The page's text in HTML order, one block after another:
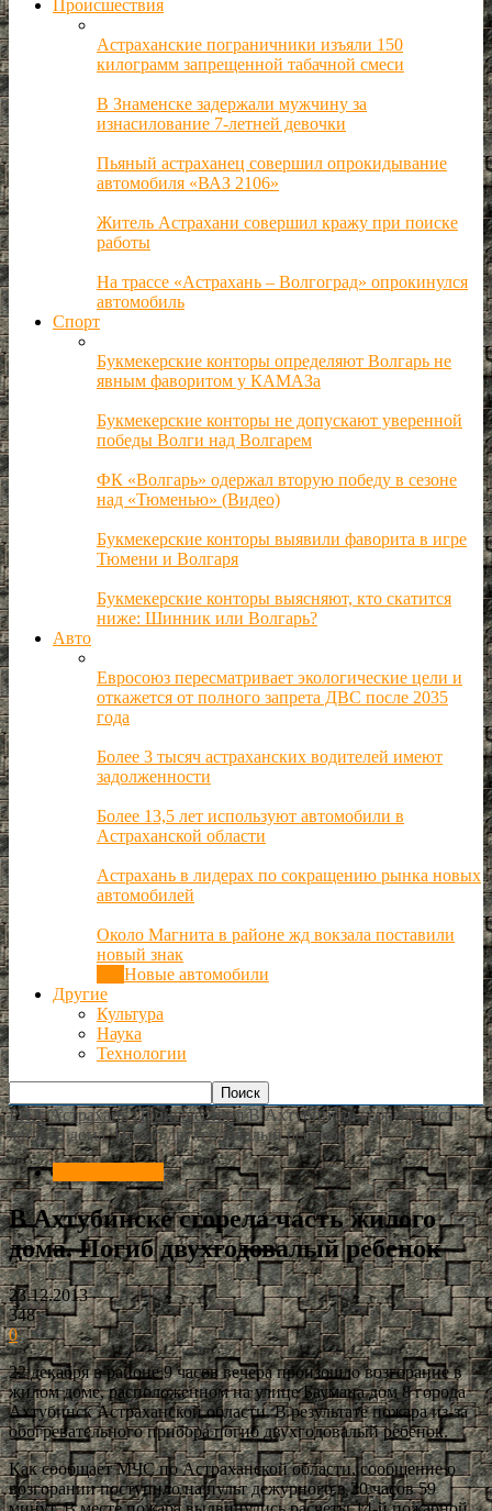
Происшествия
Астраханские пограничники изъяли 150
килограмм запрещенной табачной смеси
В Знаменске задержали мужчину за
изнасилование 7-летней девочки
Пьяный астраханец совершил опрокидывание
автомобиля «ВАЗ 2106»
Житель Астрахани совершил кражу при поиске
работы
На трассе «Астрахань – Волгоград» опрокинулся
автомобиль
Спорт
Букмекерские конторы определяют Волгарь не
явным фаворитом у КАМАЗа
Букмекерские конторы не допускают уверенной
победы Волги над Волгарем
ФК «Волгарь» одержал вторую победу в сезоне
над «Тюменью» (Видео)
Букмекерские конторы выявили фаворита в игре
Тюмени и Волгаря
Букмекерские конторы выясняют, кто скатится
ниже: Шинник или Волгарь?
Авто
Евросоюз пересматривает экологические цели и
откажется от полного запрета ДВС после 2035
года
Более 3 тысяч астраханских водителей имеют
задолженности
Более 13,5 лет используют автомобили в
Астраханской области
Астрахань в лидерах по сокращению рынка новых
автомобилей
Около Магнита в районе жд вокзала поставили
новый знак
Новые автомобили
Другие
Культура
Наука
Технологии
РИА Астрахань Происшествия В Ахтубинске сгорела часть
жилого дома. Погиб двухгодовалый ребенок
В Ахтубинске сгорела часть жилого
дома. Погиб двухгодовалый ребенок
23.12.2013
348
0
22 декабря в районе 9 часов вечера произошло возгорание в
жилом доме, расположенном на улице Баумана дом 8 города
Ахтубинск Астраханской области. В результате пожара из-за
обогревательного прибора погиб двухгодовалый ребенок.
Как сообщает МЧС по Астраханской области, сообщение о
возгорании поступило на пульт дежурного в 20 часов 59